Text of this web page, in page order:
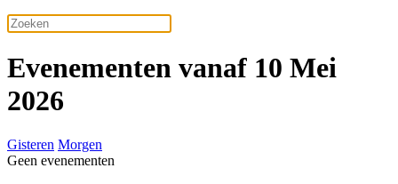
Evenementen vanaf 10 Mei
2026
Gisteren Morgen
Geen evenementen